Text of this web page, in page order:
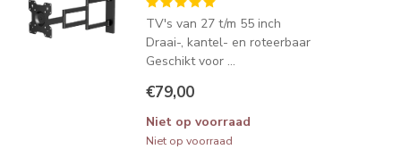
TV's van 27 t/m 55 inch
Draai-, kantel- en roteerbaar
Geschikt voor ...
€79,00
Niet op voorraad
Niet op voorraad